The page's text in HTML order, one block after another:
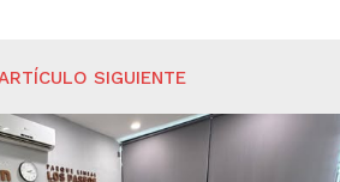
SIGUIENTE